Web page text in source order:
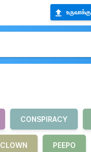
உருவாக்கு
CONSPIRACY
CLOWN PEEPO